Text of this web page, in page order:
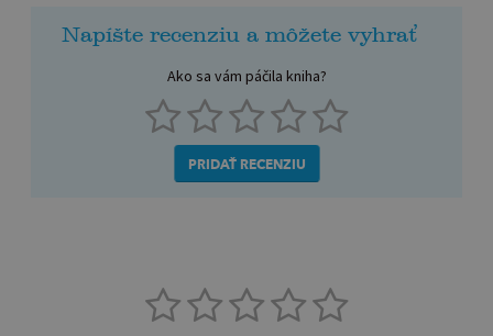
Napíšte recenziu a môžete vyhrať
Ako sa vám páčila kniha?
PRIDAŤ RECENZIU